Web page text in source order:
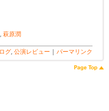
, 萩原潤
グ, 公演レビュー | パーマリンク